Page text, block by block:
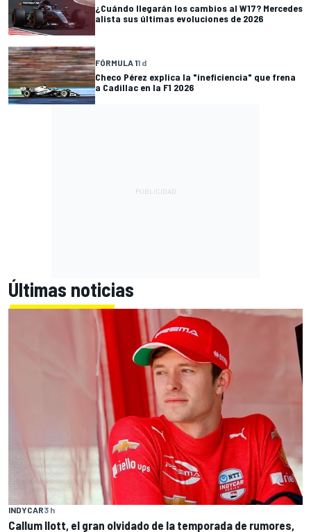
¿Cuándo llegarán los cambios al W17? Mercedes
alista sus últimas evoluciones de 2026
FÓRMULA 11 d
Checo Pérez explica la "ineficiencia" que frena
a Cadillac en la F1 2026
Últimas noticias
INDYCAR3 h
Callum Ilott, el gran olvidado de la temporada de rumores,